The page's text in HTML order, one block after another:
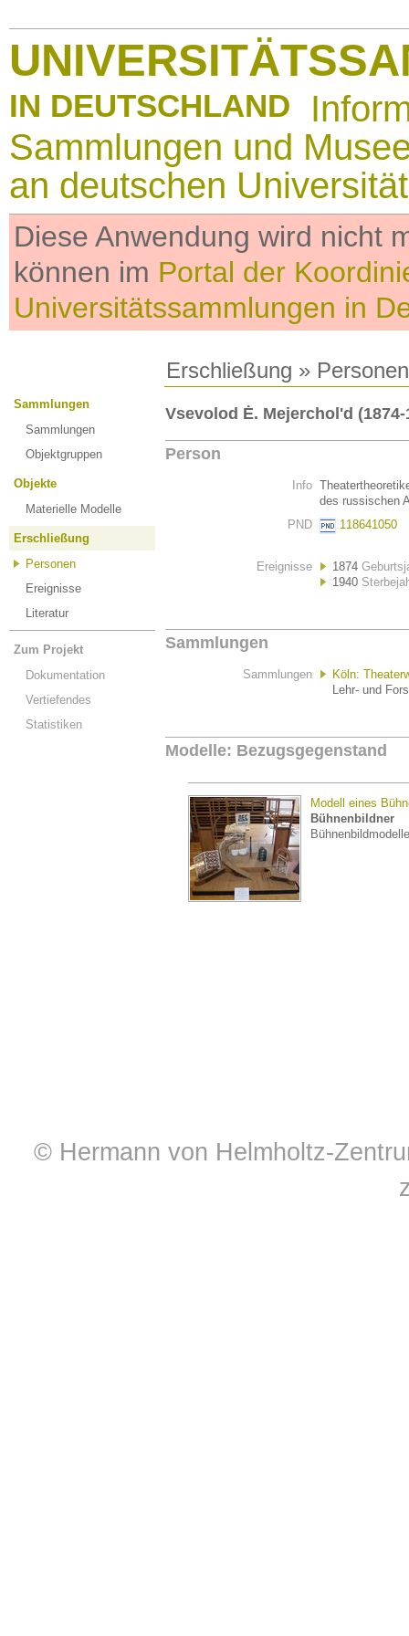
IN DEUTSCHLAND
Sammlungen und
an deutschen
Diese Anwendung wird nicht
können im Portal der
Universitätssammlungen in
Erschließung » Personen
Sammlungen
Sammlungen
Objektgruppen
Objekte
Materielle Modelle
Erschließung
Personen
Ereignisse
Literatur
Zum Projekt
Dokumentation
Vertiefendes
Statistiken
Vsevolod Ė. Mejercholʹd (1874-
Person
Info
des russischen
PND
118641050
Ereignisse 1874
1940
Sammlungen
Sammlungen
Köln:
Lehr- und
Modelle: Bezugsgegenstand
Modell eines
Bühnenbildner
Bühnenbildmodelle
© Hermann von Helmholtz-